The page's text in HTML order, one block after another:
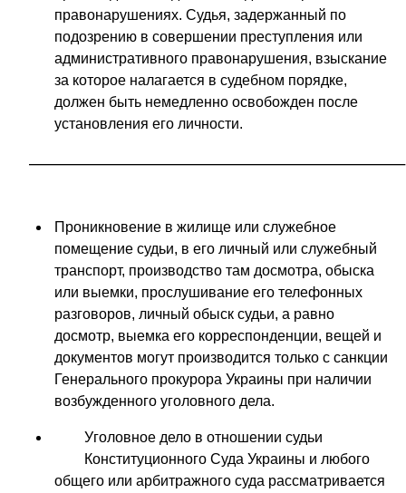
правонарушениях. Судья, задержанный по
подозрению в совершении преступления или
административного правонарушения, взыскание
за которое налагается в судебном порядке,
должен быть немедленно освобожден после
установления его личности.
Проникновение в жилище или служебное
помещение судьи, в его личный или служебный
транспорт, производство там досмотра, обыска
или выемки, прослушивание его телефонных
разговоров, личный обыск судьи, а равно
досмотр, выемка его корреспонденции, вещей и
документов могут производится только с санкции
Генерального прокурора Украины при наличии
возбужденного уголовного дела.
Уголовное дело в отношении судьи
Конституционного Суда Украины и любого
общего или арбитражного суда рассматривается